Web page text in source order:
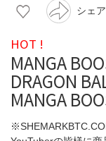
シェア
HOT !
MANGA
DRAGON
MANGA